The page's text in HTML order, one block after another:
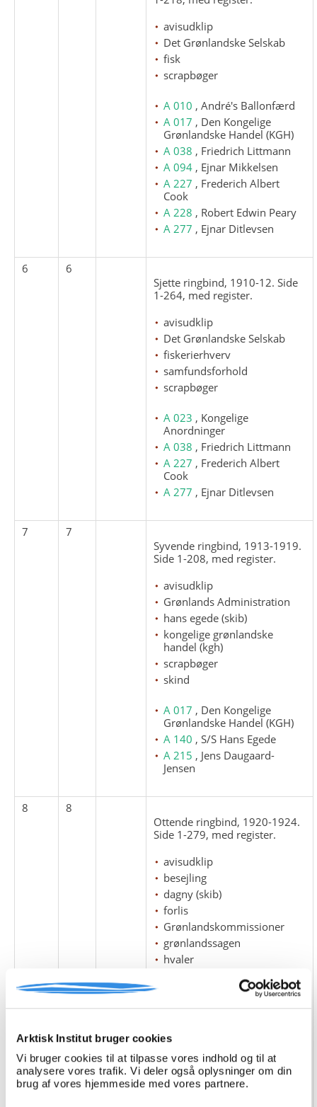
Arktisk Institut bruger cookies
Vi bruger cookies til at tilpasse vores indhold og til at
analysere vores trafik. Vi deler også oplysninger om din
brug af vores hjemmeside med vores partnere.
avisudklip
Det Grønlandske Selskab
fisk
scrapbøger
A 010 , André's Ballonfærd
A 017 , Den Kongelige
Grønlandske Handel (KGH)
A 038 , Friedrich Littmann
A 094 , Ejnar Mikkelsen
A 227 , Frederich Albert
Cook
A 228 , Robert Edwin Peary
A 277 , Ejnar Ditlevsen
6
6
Sjette ringbind, 1910-12. Side
1-264, med register.
avisudklip
Det Grønlandske Selskab
fiskerierhverv
samfundsforhold
scrapbøger
A 023 , Kongelige
Anordninger
A 038 , Friedrich Littmann
A 227 , Frederich Albert
Cook
A 277 , Ejnar Ditlevsen
7
7
Syvende ringbind, 1913-1919.
Side 1-208, med register.
avisudklip
Grønlands Administration
hans egede (skib)
kongelige grønlandske
handel (kgh)
scrapbøger
skind
A 017 , Den Kongelige
Grønlandske Handel (KGH)
A 140 , S/S Hans Egede
A 215 , Jens Daugaard-
Jensen
8
8
Ottende ringbind, 1920-1924.
Side 1-279, med register.
avisudklip
besejling
dagny (skib)
forlis
Grønlandskommissioner
grønlandssagen
hvaler
kongelige grønlandske
Østgrønlandssagen
Scoresbysund Komiteen
scrapbøger
sejlads